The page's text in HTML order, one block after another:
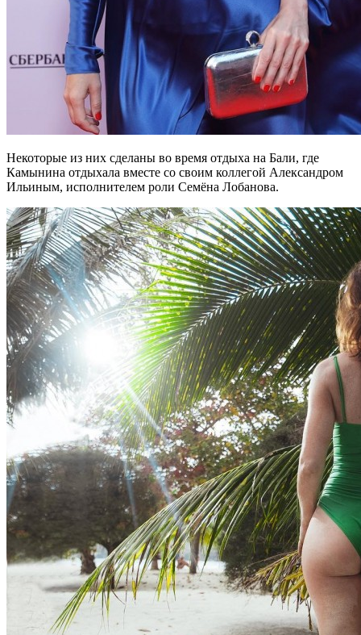
Некоторые из них сделаны во время отдыха на Бали, где
Камынина отдыхала вместе со своим коллегой Александром
Ильиным, исполнителем роли Семёна Лобанова.